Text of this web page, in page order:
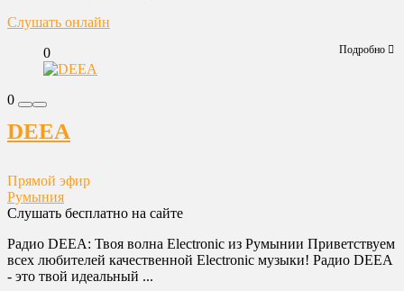
Слушать онлайн
Подробно
0
0
DEEA
Прямой эфир
Румыния
Слушать бесплатно на сайте
Радио DEEA: Твоя волна Electronic из Румынии Приветствуем
всех любителей качественной Electronic музыки! Радио DEEA
- это твой идеальный ...